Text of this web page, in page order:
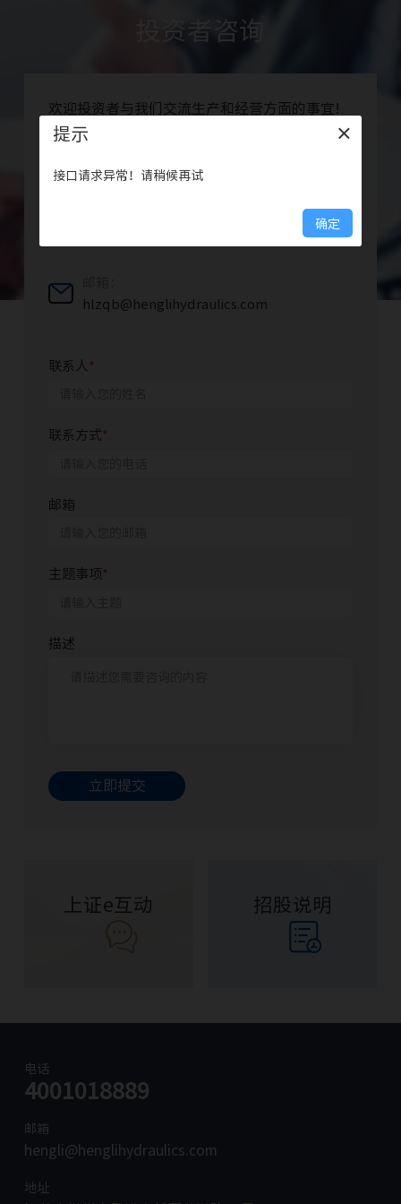
提示 ×
接口请求异常！请稍候再试
确定
提示 ×
接口请求异常！请稍候再试
确定
投资者咨询
欢迎投资者与我们交流生产和经营方面的事宜!
0519-86163673
hlzqb@henglihydraulics.com
联系人 *
联系方式 *
邮箱
主题事项 *
描述
立即提交
上证e互动 招股说明
电话
4001018889
邮箱
hengli@henglihydraulics.com
地址